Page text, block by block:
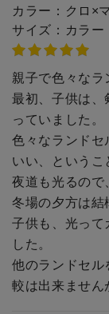
カラー： クロ×
サイズ： カラー
親子で色々なラ
最初、子供は、
っていました。
色々なランドセ
いい、というこ
夜道も光るので
冬場の夕方は結
子供も、光って
した。
他のランドセル
較は出来ません